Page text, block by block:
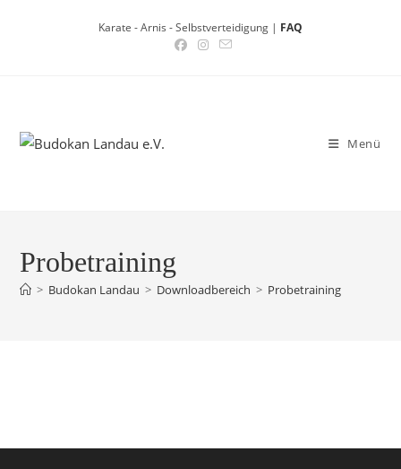
Karate - Arnis - Selbstverteidigung | FAQ
Menü
Probetraining
> Budokan Landau > Downloadbereich > Probetraining